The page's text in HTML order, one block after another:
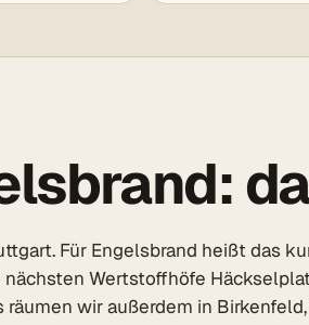
Für Engelsbrand heißt das
Wertstoffhöfe
wir außerdem in